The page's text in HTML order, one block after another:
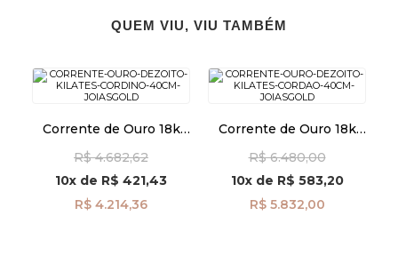
QUEM VIU, VIU TAMBÉM
Corrente de Ouro 18k
40cm co03583
R$ 4.682,62
10x de R$ 421,43
R$ 4.214,36
Corrente de Ouro 18k
40cm co04677
R$ 6.480,00
10xde R$ 583,20
R$ 5.832,00